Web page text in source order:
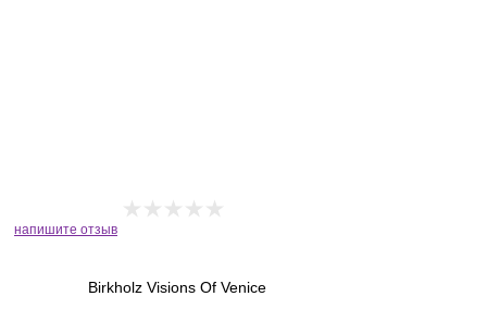
напишите отзыв
Birkholz Visions Of Venice